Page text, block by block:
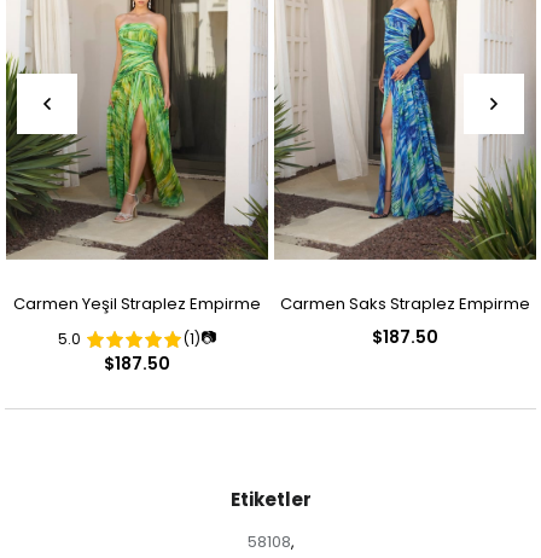
Carmen Yeşil Straplez Empirme
Desenli Abiye Elbise
5.0 (1)📷
$187.50
Carmen Saks Straplez Empirme
$187.50
Etiketler
58108,